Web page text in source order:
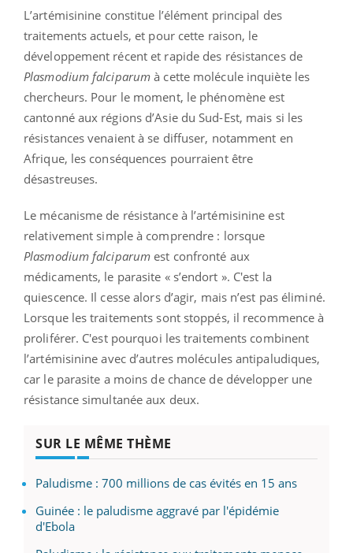
L’artémisinine constitue l’élément principal des
traitements actuels, et pour cette raison, le
développement récent et rapide des résistances de
Plasmodium falciparum à cette molécule inquiète les
chercheurs. Pour le moment, le phénomène est
cantonné aux régions d’Asie du Sud-Est, mais si les
résistances venaient à se diffuser, notamment en
Afrique, les conséquences pourraient être
désastreuses.
Le mécanisme de résistance à l’artémisinine est
relativement simple à comprendre : lorsque
Plasmodium falciparum est confronté aux
médicaments, le parasite « s’endort ». C'est la
quiescence. Il cesse alors d’agir, mais n’est pas éliminé.
Lorsque les traitements sont stoppés, il recommence à
proliférer. C'est pourquoi les traitements combinent
l’artémisinine avec d’autres molécules antipaludiques,
car le parasite a moins de chance de développer une
résistance simultanée aux deux.
SUR LE MÊME THÈME
Paludisme : 700 millions de cas évités en 15 ans
Guinée : le paludisme aggravé par l'épidémie
d'Ebola